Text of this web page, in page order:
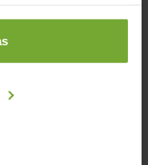
de Sibuscascoche?
satisfechos!
de Segunda Mano